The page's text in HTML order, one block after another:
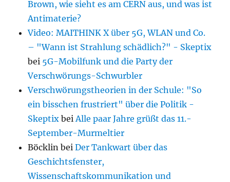
Brown, wie sieht es am CERN aus, und was ist
Antimaterie?
Video: MAITHINK X über 5G, WLAN und Co.
– "Wann ist Strahlung schädlich?" - Skeptix
bei 5G-Mobilfunk und die Party der
Verschwörungs-Schwurbler
Verschwörungstheorien in der Schule: "So
ein bisschen frustriert" über die Politik -
Skeptix beiAlle paar Jahre grüßt das 11.-
September-Murmeltier
Böcklin beiDer Tankwart über das
Geschichtsfenster,
Wissenschaftskommunikation und